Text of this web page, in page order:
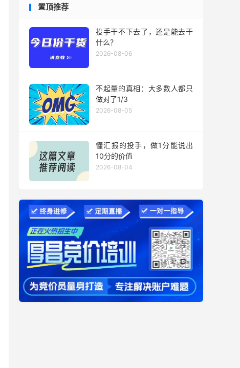
置顶推荐
投手干不下去了，还是能去干
什么？
2026-08-06
不起量的真相：大多数人都只
做对了1/3
2026-08-05
懂汇报的投手，做1分能说出
10分的价值
2026-08-04